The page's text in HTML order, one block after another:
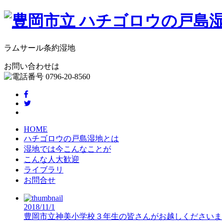
ラムサール条約湿地
お問い合わせは
HOME
ハチゴロウの戸島湿地とは
湿地では今こんなことが
こんな人大歓迎
ライブラリ
お問合せ
2018/11/1
豊岡市立神美小学校３年生の皆さんがお越しください